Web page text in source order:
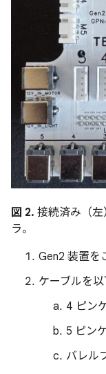
図 2. 接続済み（
ラ。
Gen2 装置を
ケーブルを
4 ピン
5 ピン
バレル